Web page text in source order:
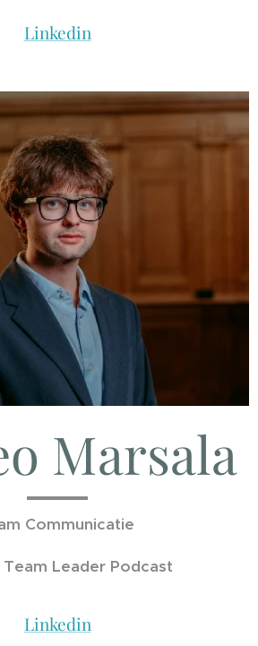
Linkedin
Marsala
Communicatie
Leader Podcast
Linkedin